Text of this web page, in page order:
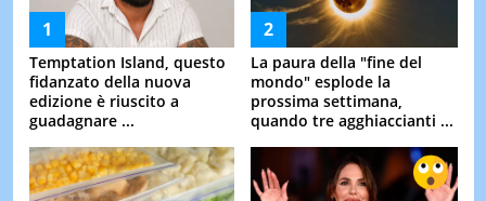
Temptation Island, questo
fidanzato della nuova
edizione è riuscito a
guadagnare ...
La paura della "fine del
mondo" esplode la
prossima settimana,
quando tre agghiaccianti ...